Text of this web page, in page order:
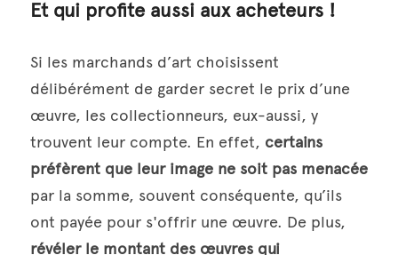
Et qui profite aussi aux acheteurs !
Si les marchands d’art choisissent
délibérément de garder secret le prix d’une
œuvre, les collectionneurs, eux-aussi, y
trouvent leur compte. En effet, certains
préfèrent que leur image ne soit pas menacée
par la somme, souvent conséquente, qu’ils
révéler le montant des œuvres qui